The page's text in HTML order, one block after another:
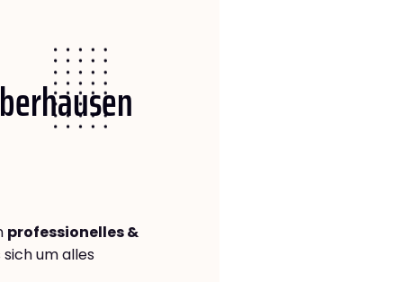
professionelles &
sich um alles